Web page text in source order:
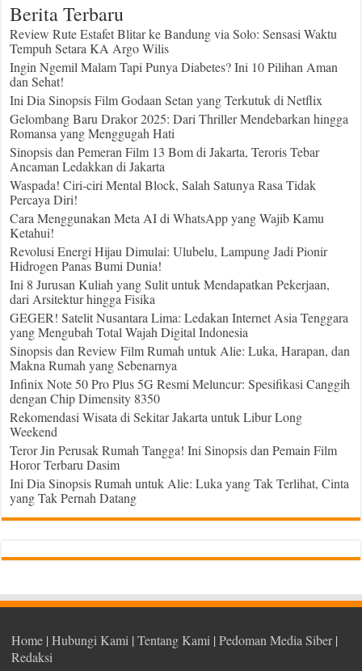
Berita Terbaru
Review Rute Estafet Blitar ke Bandung via Solo: Sensasi Waktu
Tempuh Setara KA Argo Wilis
Ingin Ngemil Malam Tapi Punya Diabetes? Ini 10 Pilihan Aman
dan Sehat!
Ini Dia Sinopsis Film Godaan Setan yang Terkutuk di Netflix
Gelombang Baru Drakor 2025: Dari Thriller Mendebarkan hingga
Romansa yang Menggugah Hati
Sinopsis dan Pemeran Film 13 Bom di Jakarta, Teroris Tebar
Ancaman Ledakkan di Jakarta
Waspada! Ciri-ciri Mental Block, Salah Satunya Rasa Tidak
Percaya Diri!
Cara Menggunakan Meta AI di WhatsApp yang Wajib Kamu
Ketahui!
Revolusi Energi Hijau Dimulai: Ulubelu, Lampung Jadi Pionir
Hidrogen Panas Bumi Dunia!
Ini 8 Jurusan Kuliah yang Sulit untuk Mendapatkan Pekerjaan,
dari Arsitektur hingga Fisika
GEGER! Satelit Nusantara Lima: Ledakan Internet Asia Tenggara
yang Mengubah Total Wajah Digital Indonesia
Sinopsis dan Review Film Rumah untuk Alie: Luka, Harapan, dan
Makna Rumah yang Sebenarnya
Infinix Note 50 Pro Plus 5G Resmi Meluncur: Spesifikasi Canggih
dengan Chip Dimensity 8350
Rekomendasi Wisata di Sekitar Jakarta untuk Libur Long
Weekend
Teror Jin Perusak Rumah Tangga! Ini Sinopsis dan Pemain Film
Horor Terbaru Dasim
Ini Dia Sinopsis Rumah untuk Alie: Luka yang Tak Terlihat, Cinta
yang Tak Pernah Datang
Home |Hubungi Kami |Tentang Kami |Pedoman Media Siber|
Redaksi